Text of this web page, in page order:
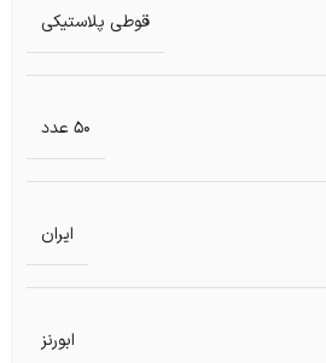
قوطی پلاستیکی
50 عدد
ایران
ابورنز